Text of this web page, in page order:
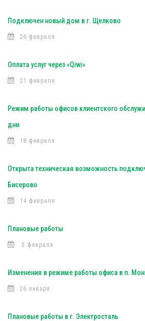
Подключен новый дом в г. Щелково
26 февраля
Оплата услуг через «Qiwi»
21 февраля
Режим работы офисов клиентского
дни
18 февраля
Открыта техническая возможность
Бисерово
14 февраля
Плановые работы
5 февраля
Изменения в режиме работы офиса в п.
26 января
Плановые работы в г. Электросталь